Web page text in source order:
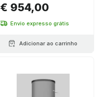
€ 954,00
Envio expresso grátis
Adicionar ao carrinho